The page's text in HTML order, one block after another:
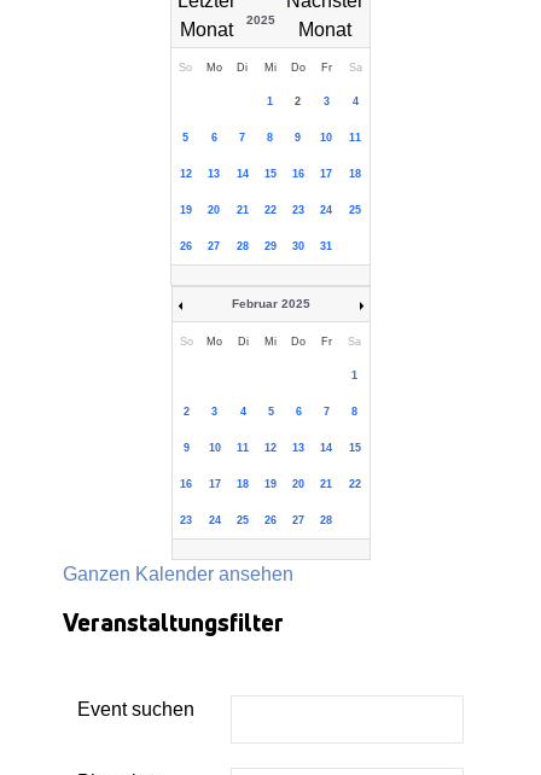
2025
So Mo Di Mi Do Fr Sa
1 2 3 4
5 6 7 8 9 10 11
12 13 14 15 16 17 18
19 20 21 22 23 24 25
26 27 28 29 30 31
Februar 2025
So Mo Di Mi Do Fr Sa
1
2 3 4 5 6 7 8
9 10 11 12 13 14 15
16 17 18 19 20 21 22
23 24 25 26 27 28
Ganzen Kalender ansehen
Veranstaltungsfilter
Event suchen